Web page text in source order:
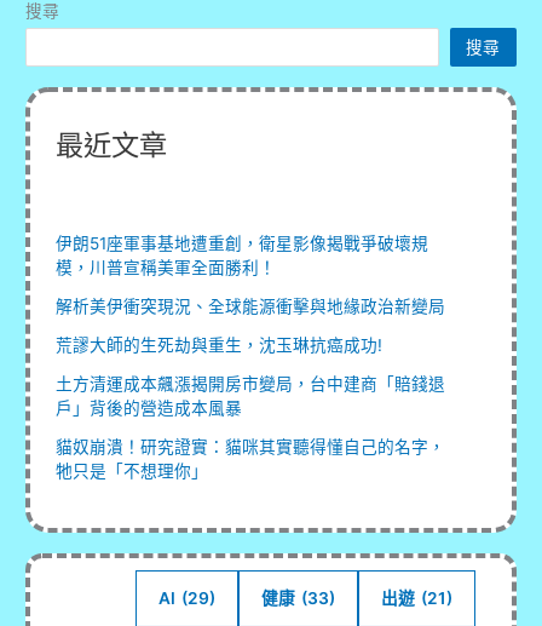
搜尋
搜尋
最近文章
伊朗51座軍事基地遭重創，衛星影像揭戰爭破壞規
模，川普宣稱美軍全面勝利！
解析美伊衝突現況、全球能源衝擊與地緣政治新變局
荒謬大師的生死劫與重生，沈玉琳抗癌成功!
土方清運成本飆漲揭開房市變局，台中建商「賠錢退
戶」背後的營造成本風暴
貓奴崩潰！研究證實：貓咪其實聽得懂自己的名字，
牠只是「不想理你」
AI (29) 健康 (33) 出遊 (21)